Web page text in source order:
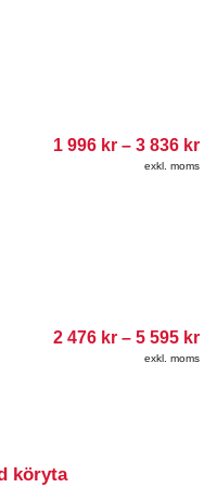
1 996 kr – 3 836 kr
1
exkl. moms
2 476 kr – 5 595 kr
2
exkl. moms
köryta